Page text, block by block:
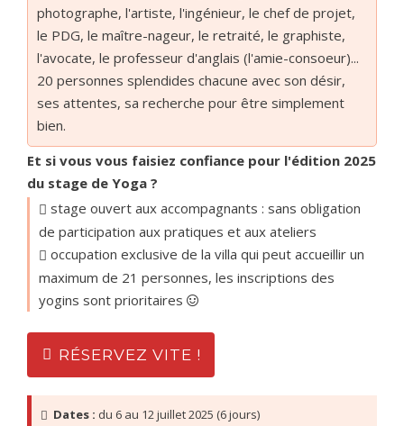
photographe, l'artiste, l'ingénieur, le chef de projet,
le PDG, le maître-nageur, le retraité, le graphiste,
l'avocate, le professeur d'anglais (l'amie-consoeur)...
20 personnes splendides chacune avec son désir,
ses attentes, sa recherche pour être simplement
bien.
Et si vous vous faisiez confiance pour l'édition 2025
du stage de Yoga ?
stage ouvert aux accompagnants : sans obligation
de participation aux pratiques et aux ateliers
occupation exclusive de la villa qui peut accueillir un
maximum de 21 personnes, les inscriptions des
yogins sont prioritaires
RÉSERVEZ VITE !
Dates : du 6 au 12 juillet 2025 (6 jours)